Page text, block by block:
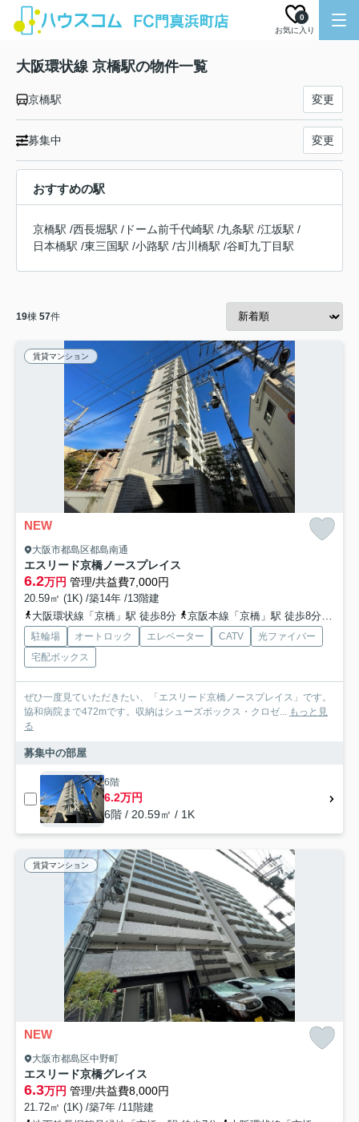
お気に入り
0
大阪環状線 京橋駅の物件一覧
京橋駅 変更
募集中 変更
おすすめの駅
京橋駅 /西長堀駅 / ドーム前千代崎駅 /九条駅 /江坂駅 /
日本橋駅 /東三国駅 /小路駅 /古川橋駅 /谷町九丁目駅
19棟 57件
賃貸マンション
NEW
大阪市都島区都島南通
エスリード京橋ノースプレイス
6.2万円 管理/共益費7,000円
20.59㎡ (1K) /築14年 /13階建
大阪環状線「京橋」駅 徒歩8分
京阪本線「京橋」駅 徒歩8分
駐輪場 オートロック エレベーター CATV
光ファイバー
宅配ボックス
ぜひ一度見ていただきたい、「エスリード京橋ノースプレイス」です。
協和病院まで472mです。収納はシューズボックス・クロゼ... もっと見
る
募集中の部屋
6階
6.2万円
6階 / 20.59㎡ / 1K
賃貸マンション
NEW
大阪市都島区中野町
エスリード京橋グレイス
6.3万円 管理/共益費8,000円
21.72㎡ (1K) /築7年 /11階建